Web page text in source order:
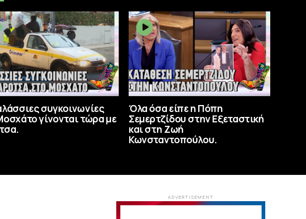
συγκοινωνίες
γίνονται τώρα με
Όλα όσα είπε η Πόπη
Σεμερτζίδου στην Εξεταστική
και στη Ζωή
Κωνσταντοπούλου.
ADVERTISEMENT